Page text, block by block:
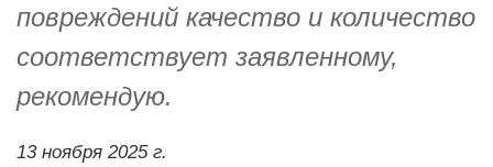
повреждений качество и количество
соответствует заявленному,
рекомендую.
13 ноября 2025 г.